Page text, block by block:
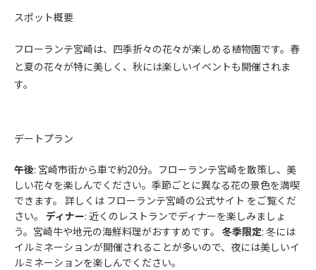
スポット概要
フローランテ宮崎は、四季折々の花々が楽しめる植物園です。春
と夏の花々が特に美しく、秋には楽しいイベントも開催されま
す。
デートプラン
午後: 宮崎市街から車で約20分。フローランテ宮崎を散策し、美
しい花々を楽しんでください。季節ごとに異なる花の景色を満喫
できます。 詳しくは フローランテ宮崎の公式サイト をご覧くだ
さい。 ディナー: 近くのレストランでディナーを楽しみましょ
う。宮崎牛や地元の海鮮料理がおすすめです。 冬季限定: 冬には
イルミネーションが開催されることが多いので、夜には美しいイ
ルミネーションを楽しんでください。